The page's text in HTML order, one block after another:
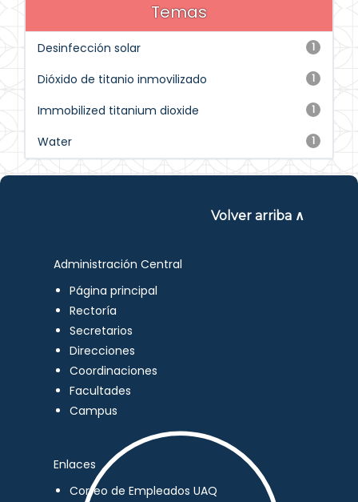
Temas
1
Desinfección solar
1
Dióxido de titanio inmovilizado
1
Immobilized titanium dioxide
1
Water
Volver arriba ∧
Administración Central
Página principal
Rectoría
Secretarios
Direcciones
Coordinaciones
Facultades
Campus
Enlaces
Correo de Empleados UAQ